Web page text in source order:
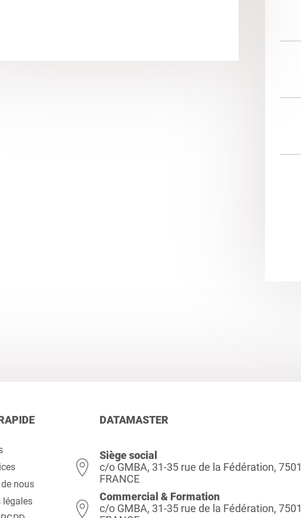
nous
légales
DATAMASTER
Siège social
c/o GMBA, 31-35 rue de la Fédération,
FRANCE
Commercial & Formation
c/o GMBA, 31-35 rue de la Fédération,